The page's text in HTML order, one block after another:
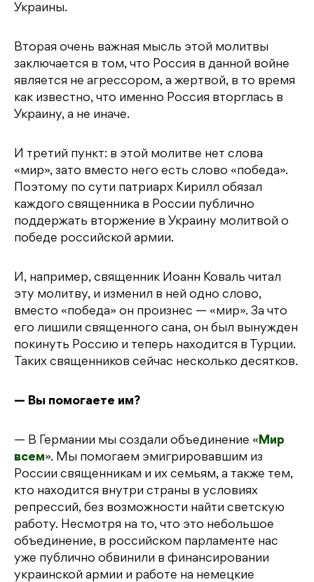
Украины.
Вторая очень важная мысль этой молитвы
заключается в том, что Россия в данной войне
является не агрессором, а жертвой, в то время
как известно, что именно Россия вторглась в
Украину, а не иначе.
И третий пункт: в этой молитве нет слова
«мир», зато вместо него есть слово «победа».
Поэтому по сути патриарх Кирилл обязал
каждого священника в России публично
поддержать вторжение в Украину молитвой о
победе российской армии.
И, например, священник Иоанн Коваль читал
эту молитву, и изменил в ней одно слово,
вместо «победа» он произнес — «мир». За что
его лишили священного сана, он был вынужден
покинуть Россию и теперь находится в Турции.
Таких священников сейчас несколько десятков.
— Вы помогаете им?
— В Германии мы создали объединение « Мир
всем». Мы помогаем эмигрировавшим из
России священникам и их семьям, а также тем,
кто находится внутри страны в условиях
репрессий, без возможности найти светскую
работу. Несмотря на то, что это небольшое
объединение, в российском парламенте нас
уже публично обвинили в финансировании
украинской армии и работе на немецкие